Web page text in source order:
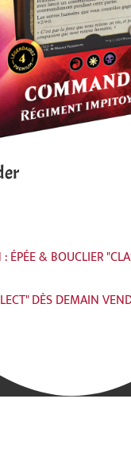
ÉPÉE & BOUCLIER
DÈS DEMAIN